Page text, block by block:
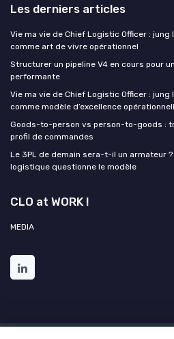
Les derniers articles
Vie ma vie de Chief Logistic Officer :
comme art de vivre opérationnel
Structurer un pipeline V4 en cours pour
performante
Vie ma vie de Chief Logistic Officer :
comme modèle d’excellence
Goods-to-person vs person-to-goods :
profil de commandes
Le 3PL de demain sera-t-il un armateur
logistique questionne le modèle
CLO at WORK !
MEDIA